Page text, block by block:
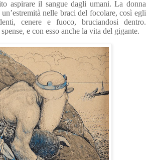
aspirare il sangue dagli umani. La donna
nelle braci del focolare, così egli
cenere e fuoco, bruciandosi dentro.
e con esso anche la vita del gigante.